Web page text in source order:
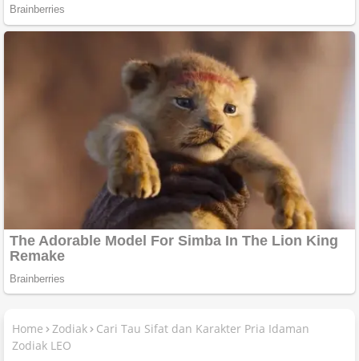
Home Zodiak
Cari Tau Sifat dan Karakter Pria Idaman
Zodiak LEO